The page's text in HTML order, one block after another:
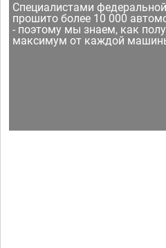
Специалистами
прошито более 10 000
- поэтому мы знаем, как
максимум от каждой